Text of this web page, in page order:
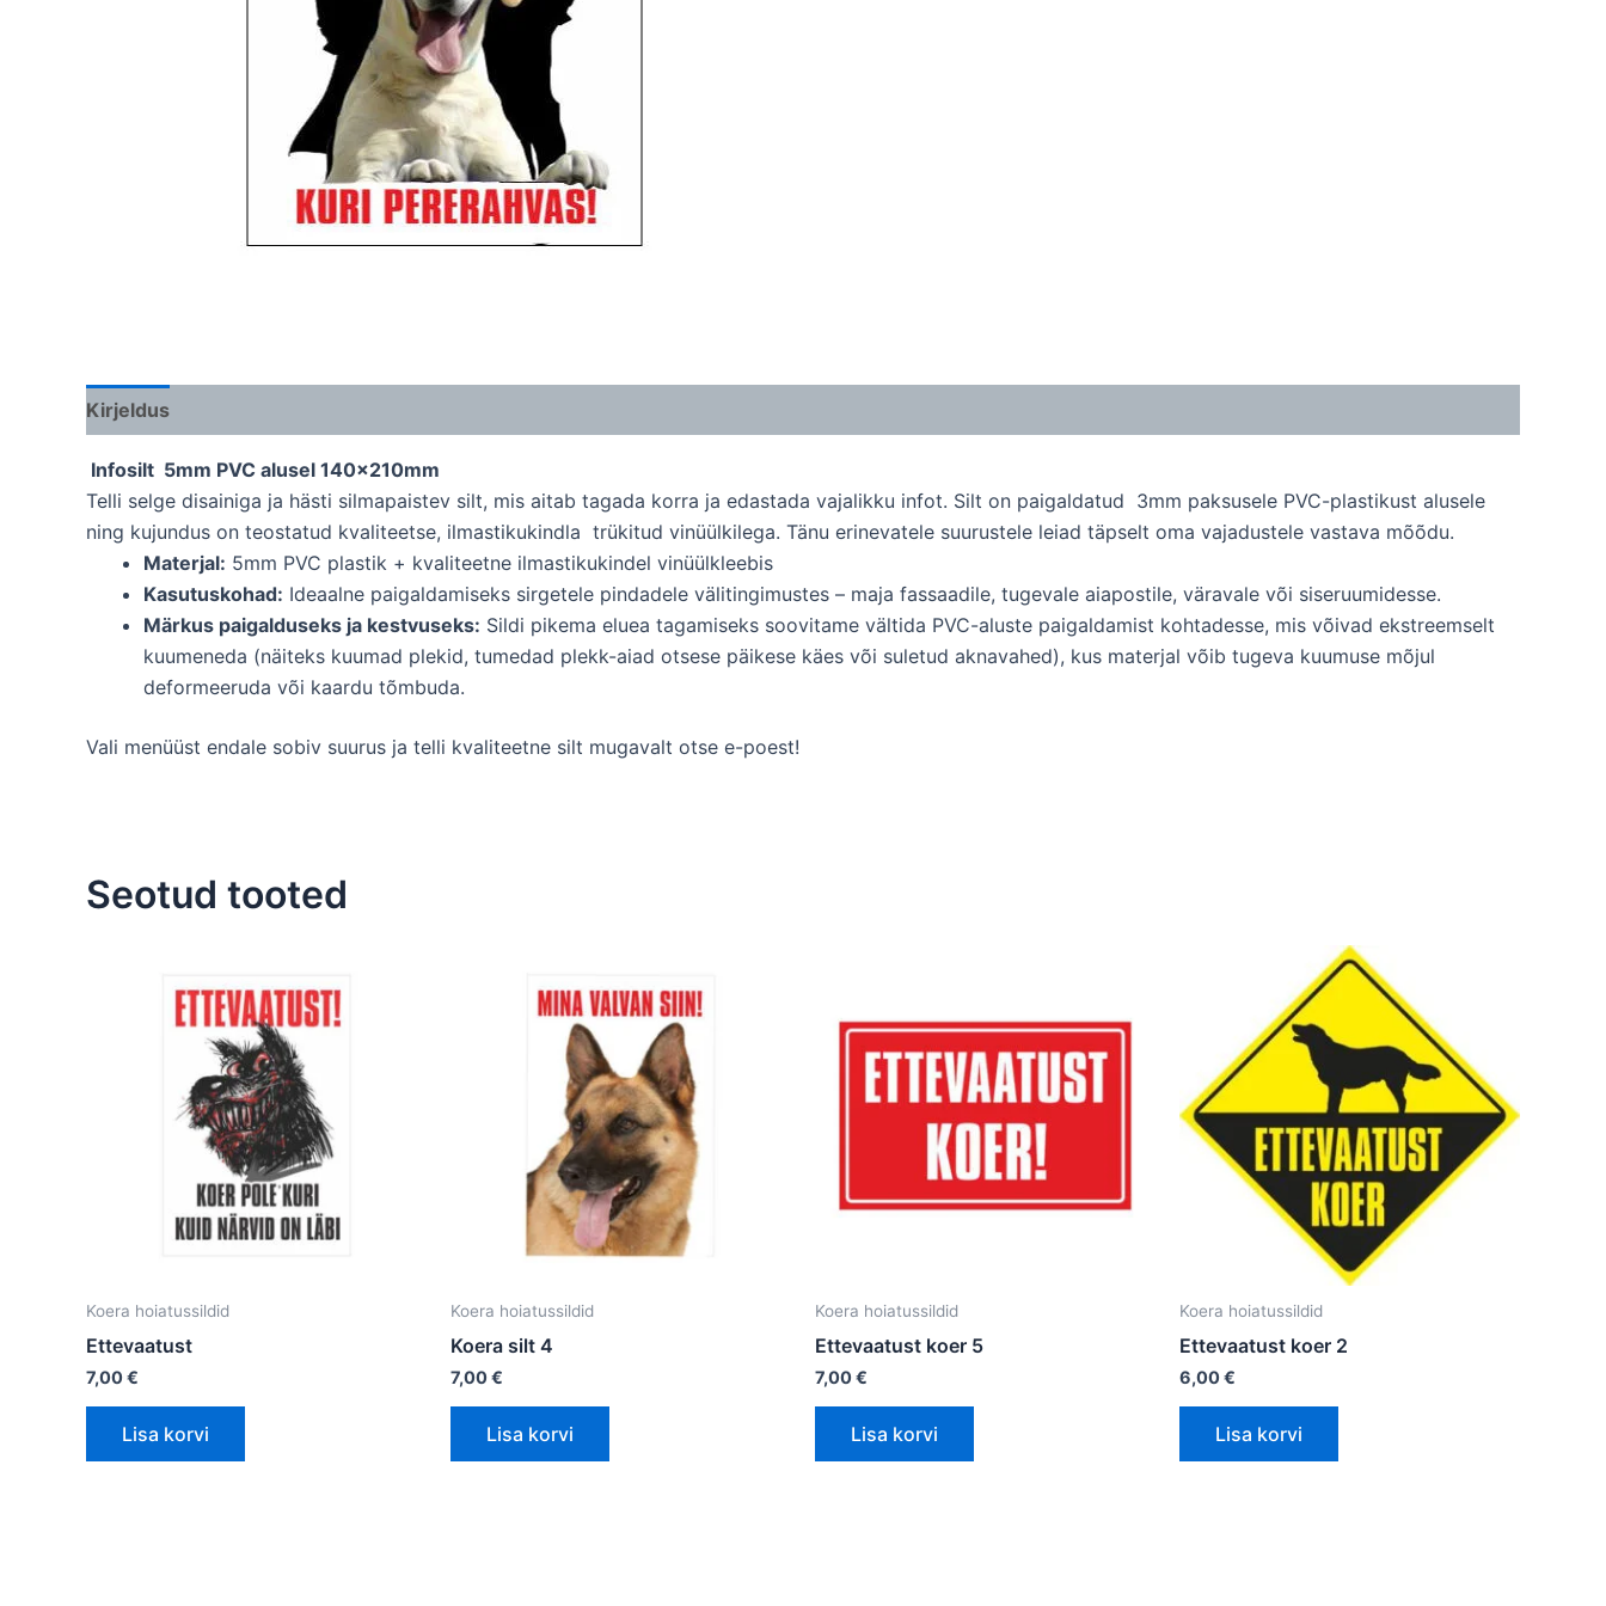
Kirjeldus
Infosilt 5mm PVC alusel 140x210mm
Telli selge disainiga ja hästi silmapaistev silt, mis aitab tagada korra ja edastada vajalikku infot. Silt on paigaldatud 3mm paksusele PVC-plastikust alusele
ning kujundus on teostatud kvaliteetse, ilmastikukindla trükitud vinüülkilega. Tänu erinevatele suurustele leiad täpselt oma vajadustele vastava mõõdu.
Materjal: 5mm PVC plastik + kvaliteetne ilmastikukindel vinüülkleebis
Kasutuskohad: Ideaalne paigaldamiseks sirgetele pindadele välitingimustes – maja fassaadile, tugevale aiapostile, väravale või siseruumidesse.
Märkus paigalduseks ja kestvuseks: Sildi pikema eluea tagamiseks soovitame vältida PVC-aluste paigaldamist kohtadesse, mis võivad ekstreemselt
kuumeneda (näiteks kuumad plekid, tumedad plekk-aiad otsese päikese käes või suletud aknavahed), kus materjal võib tugeva kuumuse mõjul
deformeeruda või kaardu tõmbuda.
Vali menüüst endale sobiv suurus ja telli kvaliteetne silt mugavalt otse e-poest!
Seotud tooted
Koera hoiatussildid
Ettevaatust
7,00€
Lisa korvi
Koera hoiatussildid
Koera silt 4
7,00€
Lisa korvi
Koera hoiatussildid
Ettevaatust koer 5
7,00€
Lisa korvi
Koera hoiatussildid
Ettevaatust koer 2
6,00€
Lisa korvi